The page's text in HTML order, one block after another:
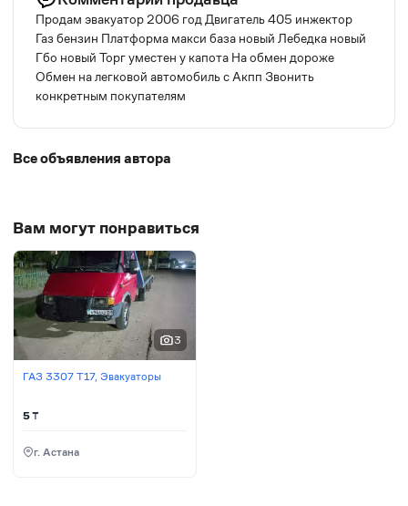
Продам эвакуатор 2006 год Двигатель 405 инжектор
Газ бензин Платформа макси база новый Лебедка новый
Гбо новый Торг уместен у капота На обмен дороже
Обмен на легковой автомобиль с Акпп Звонить
конкретным покупателям
Все объявления автора
Вам могут понравиться
3
ГАЗ 3307 Т17, Эвакуаторы
5₸
г. Астана